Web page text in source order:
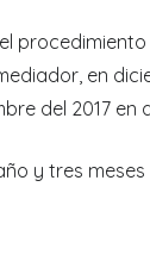
en
del 2017 en
y tres